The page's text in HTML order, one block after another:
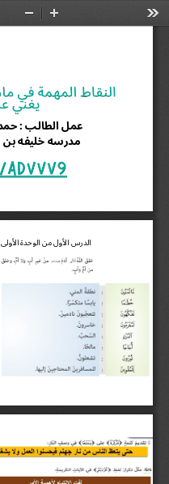
Zoom
: الطالب
عمل
خليفه مدرسه
الأولى الوحدة الأول الدرس